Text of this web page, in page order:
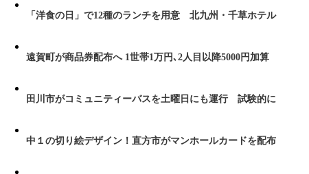
「洋食の日」で12種のランチを用意 北九州・千草ホテル
遠賀町が商品券配布へ 1世帯1万円､2人目以降5000円加算
田川市がコミュニティーバスを土曜日にも運行 試験的に
中１の切り絵デザイン！直方市がマンホールカードを配布